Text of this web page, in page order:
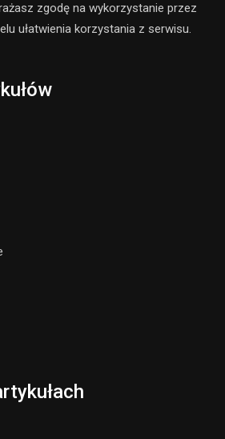
zgodę na wykorzystanie przez
ułatwienia korzystania z serwisu.